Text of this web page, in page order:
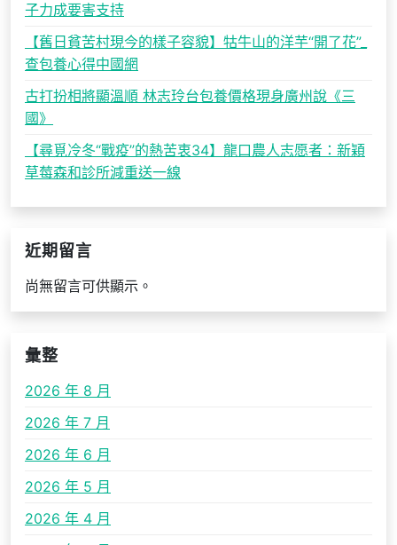
子力成要害支持
【舊日貧苦村現今的樣子容貌】牯牛山的洋芋“開了花”_
查包養心得中國網
古打扮相將顯溫順 林志玲台包養價格現身廣州說《三
國》
【尋覓冷冬“戰疫”的熱苦衷34】龍口農人志愿者：新穎
草莓森和診所減重送一線
近期留言
尚無留言可供顯示。
彙整
2026 年 8 月
2026 年 7 月
2026 年 6 月
2026 年 5 月
2026 年 4 月